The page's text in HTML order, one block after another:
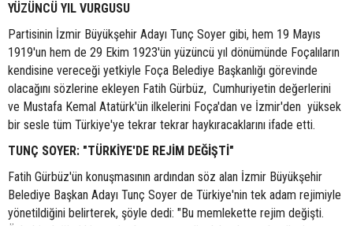
YÜZÜNCÜ YIL VURGUSU
Partisinin İzmir Büyükşehir Adayı Tunç Soyer gibi, hem 19 Mayıs
1919'un hem de 29 Ekim 1923'ün yüzüncü yıl dönümünde Foçalıların
kendisine vereceği yetkiyle Foça Belediye Başkanlığı görevinde
olacağını sözlerine ekleyen Fatih Gürbüz, Cumhuriyetin değerlerini
ve Mustafa Kemal Atatürk'ün ilkelerini Foça'dan ve İzmir'den yüksek
bir sesle tüm Türkiye'ye tekrar tekrar haykıracaklarını ifade etti.
TUNÇ SOYER: "TÜRKİYE'DE REJİM DEĞİŞTİ"
Fatih Gürbüz'ün konuşmasının ardından söz alan İzmir Büyükşehir
Belediye Başkan Adayı Tunç Soyer de Türkiye'nin tek adam rejimiyle
yönetildiğini belirterek, şöyle dedi: "Bu memlekette rejim değişti.